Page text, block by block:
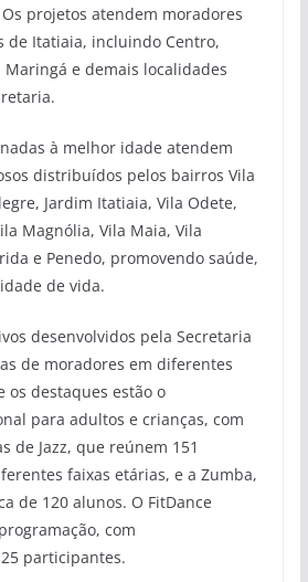
projetos atendem moradores
de Itatiaia, incluindo Centro,
Maringá e demais localidades
à melhor idade atendem
distribuídos pelos bairros Vila
Jardim Itatiaia, Vila Odete,
Magnólia, Vila Maia, Vila
e Penedo, promovendo saúde,
de vida.
desenvolvidos pela Secretaria
de moradores em diferentes
os destaques estão o
para adultos e crianças, com
de Jazz, que reúnem 151
faixas etárias, e a Zumba,
de 120 alunos. O FitDance
com
participantes.